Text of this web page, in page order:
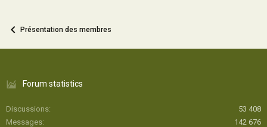
Présentation des membres
Forum statistics
Discussions
53 408
Messages
142 676